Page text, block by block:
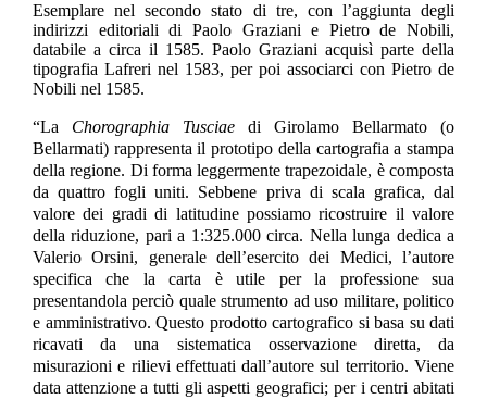
Esemplare nel secondo stato di tre, con l’aggiunta degli
indirizzi editoriali di Paolo Graziani e Pietro de Nobili,
databile a circa il 1585. Paolo Graziani acquisì parte della
tipografia Lafreri nel 1583, per poi associarci con Pietro de
Nobili nel 1585.
“La Chorographia Tusciae di Girolamo Bellarmato (o
Bellarmati) rappresenta il prototipo della cartografia a stampa
della regione. Di forma leggermente trapezoidale, è composta
da quattro fogli uniti. Sebbene priva di scala grafica, dal
valore dei gradi di latitudine possiamo ricostruire il valore
della riduzione, pari a 1:325.000 circa. Nella lunga dedica a
Valerio Orsini, generale dell’esercito dei Medici, l’autore
specifica che la carta è utile per la professione sua
presentandola perciò quale strumento ad uso militare, politico
e amministrativo. Questo prodotto cartografico si basa su dati
ricavati da una sistematica osservazione diretta, da
misurazioni e rilievi effettuati dall’autore sul territorio. Viene
data attenzione a tutti gli aspetti geografici; per i centri abitati